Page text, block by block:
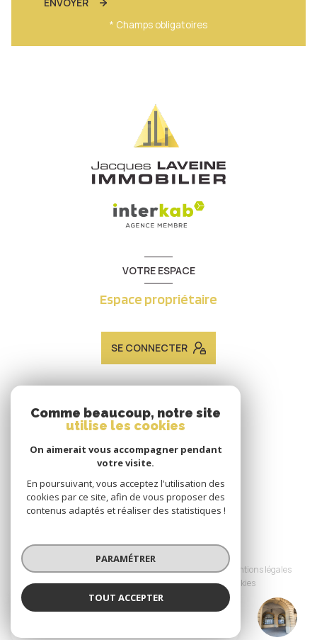
* Champs obligatoires
JACQUES LAVEINE IMMOBILIER METZ
VOTRE ESPACE
Espace propriétaire
SE CONNECTER
ADHÉRENTS
Nous adhérons
Nos honoraires
Nos partenaires
Mentions légales
Admin
Politique RGPD Cookies
Réalisé par :
Comme beaucoup, notre site
utilise les cookies
On aimerait vous accompagner pendant
votre visite.
En poursuivant, vous acceptez l'utilisation des
cookies par ce site, afin de vous proposer des
contenus adaptés et réaliser des statistiques !
PARAMÉTRER
TOUT ACCEPTER